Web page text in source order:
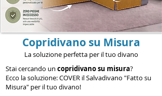
Copridivano su Misura
La soluzione perfetta per il tuo divano
Stai cercando un copridivano su misura?
Ecco la soluzione: COVER ilSalvadivano "Fatto su
Misura" per il tuo divano!